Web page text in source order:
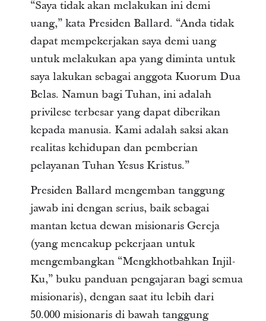
“Saya tidak akan melakukan ini demi
uang,” kata Presiden Ballard. “Anda tidak
dapat mempekerjakan saya demi uang
untuk melakukan apa yang diminta untuk
saya lakukan sebagai anggota Kuorum Dua
Belas. Namun bagi Tuhan, ini adalah
privilese terbesar yang dapat diberikan
kepada manusia. Kami adalah saksi akan
realitas kehidupan dan pemberian
pelayanan Tuhan Yesus Kristus.”
Presiden Ballard mengemban tanggung
jawab ini dengan serius, baik sebagai
mantan ketua dewan misionaris Gereja
(yang mencakup pekerjaan untuk
mengembangkan “Mengkhotbahkan Injil-
Ku,” buku panduan pengajaran bagi semua
misionaris), dengan saat itu lebih dari
50.000 misionaris di bawah tanggung